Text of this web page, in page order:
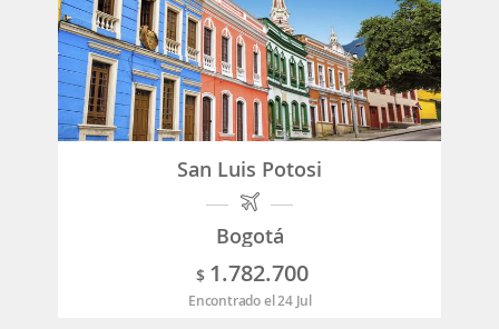
San Luis Potosi
Bogotá
$ 1.782.700
Encontrado el 24 Jul